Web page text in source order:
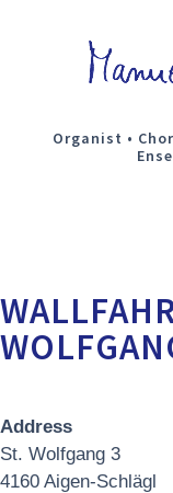
Organist •
Address
St. Wolfgang 3
4160 Aigen-Schlägl